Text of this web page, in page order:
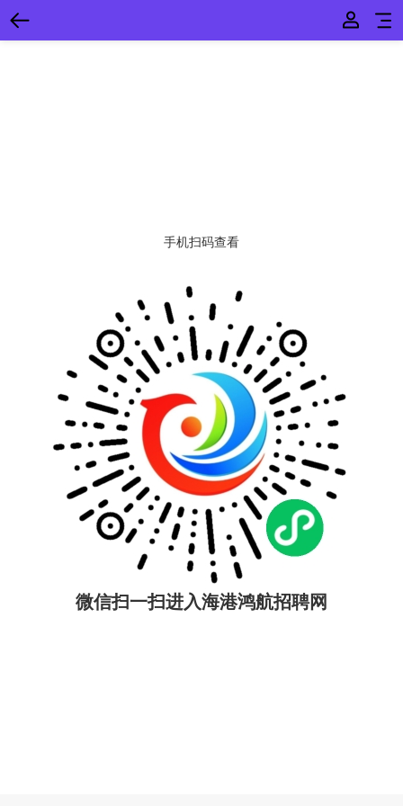
手机扫码查看
微信扫一扫进入海港鸿航招聘网